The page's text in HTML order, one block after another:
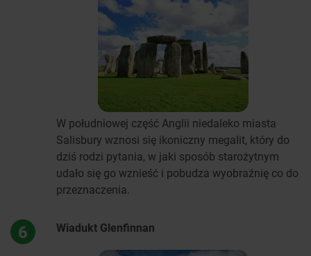
W południowej część Anglii niedaleko miasta
Salisbury wznosi się ikoniczny megalit, który do
dziś rodzi pytania, w jaki sposób starożytnym
udało się go wznieść i pobudza wyobraźnię co do
przeznaczenia.
6 Wiadukt Glenfinnan